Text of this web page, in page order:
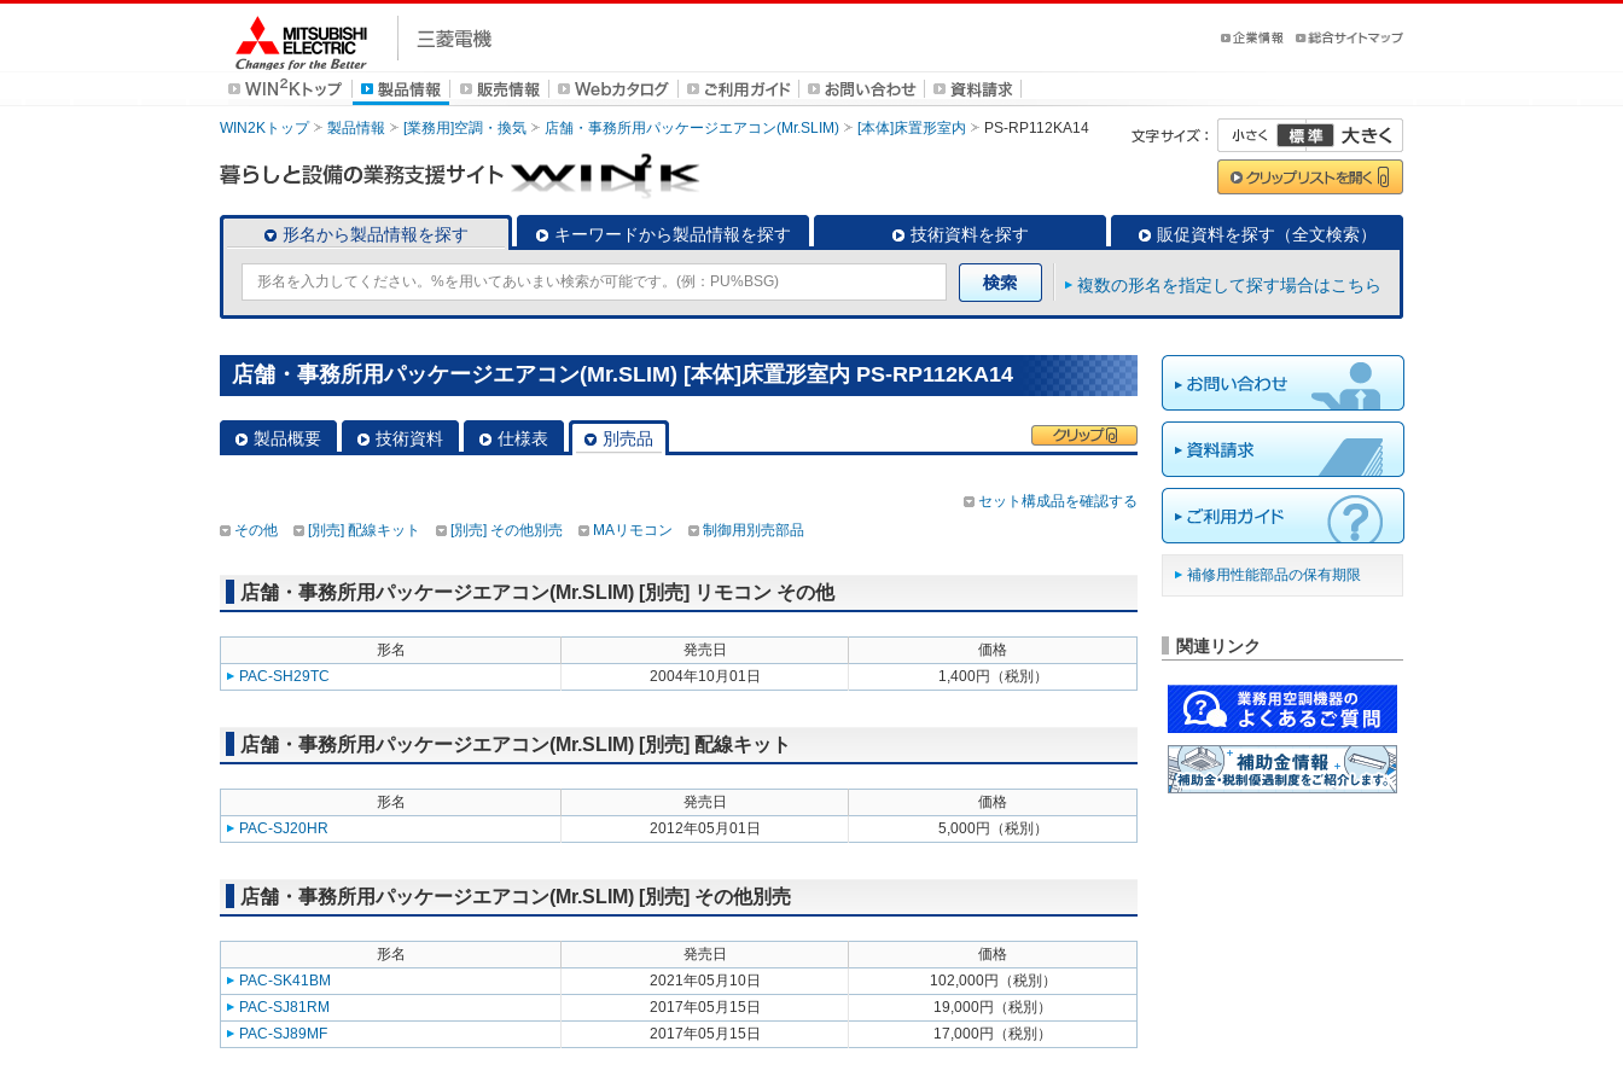
WIN2Kトップ 製品情報 [業務用]空調・換気 店舗・事務所用パッケージエアコン(Mr.SLIM) [本体]床置形室内 PS-RP112KA14
形名から製品情報を探す キーワードから製品情報を探す 技術資料を探す 販促資料を探す（全文検索）
複数の形名を指定して探す場合はこちら
店舗・事務所用パッケージエアコン(Mr.SLIM) [本体]床置形室内 PS-RP112KA14
製品概要 技術資料 仕様表 別売品
セット構成品を確認する
その他
[別売] 配線キット [別売] その他別売 MAリモコン 制御用別売部品
店舗・事務所用パッケージエアコン(Mr.SLIM) [別売] リモコン その他
形名 発売日
価格
PAC-SH29TC
2004年10月01日 1,400円（税別）
店舗・事務所用パッケージエアコン(Mr.SLIM) [別売] 配線キット
形名 発売日
価格
PAC-SJ20HR
2012年05月01日 5,000円（税別）
店舗・事務所用パッケージエアコン(Mr.SLIM) [別売] その他別売
形名 発売日
価格
PAC-SK41BM
2021年05月10日
102,000円（税別）
PAC-SJ81RM
2017年05月15日
19,000円（税別）
PAC-SJ89MF
2017年05月15日 17,000円（税別）
補修用性能部品の保有期限
関連リンク